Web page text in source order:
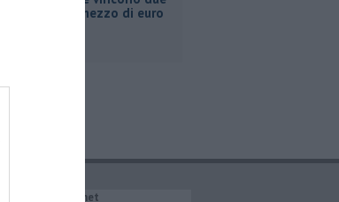
milioni e mezzo di euro
QuiNews.net